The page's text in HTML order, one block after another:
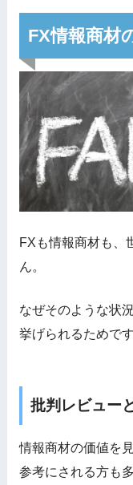
FX情報商材
FXも情報商材も、
ん。
なぜそのような状
挙げられるためです
批判レビュー
情報商材の価値を
参考にされる方も